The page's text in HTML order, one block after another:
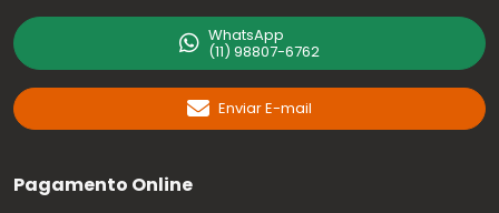
WhatsApp
(11) 98807-6762
Enviar E-mail
Pagamento Online